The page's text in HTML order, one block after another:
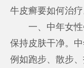
牛皮癣要如何治疗
一、中年女
保持皮肤干净。
例如跑步、散步